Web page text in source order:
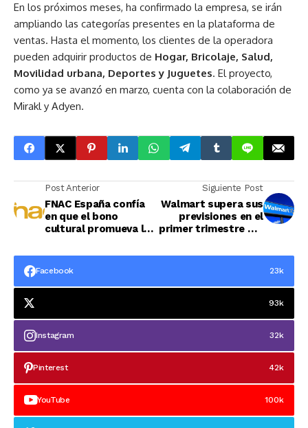
En los próximos meses, ha confirmado la empresa, se irán
ampliando las categorías presentes en la plataforma de
ventas. Hasta el momento, los clientes de la operadora
pueden adquirir productos de Hogar, Bricolaje, Salud,
Movilidad urbana, Deportes y Juguetes. El proyecto,
como ya se avanzó en marzo, cuenta con la colaboración de
Mirakl y Adyen.
Post Anterior
FNAC España confía
en que el bono
cultural promueva la
jóvenes
Siguiente Post
Walmart supera sus
previsiones en el
primer trimestre del
Facebook 23k
93k
Instagram 32k
Pinterest 42k
YouTube 100k